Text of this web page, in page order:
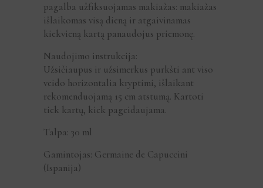
pagalba užfiksuojamas makiažas: makiažas
išlaikomas visą dieną ir atgaivinamas
kiekvieną kartą panaudojus priemonę.
Naudojimo instrukcija:
Užsičiaupus ir užsimerkus purkšti ant viso
veido horizontalia kryptimi, išlaikant
rekomenduojamą 15 cm atstumą. Kartoti
tiek kartų, kiek pageidaujama.
Talpa: 30 ml
Gamintojas: Germaine de Capuccini
(Ispanija)